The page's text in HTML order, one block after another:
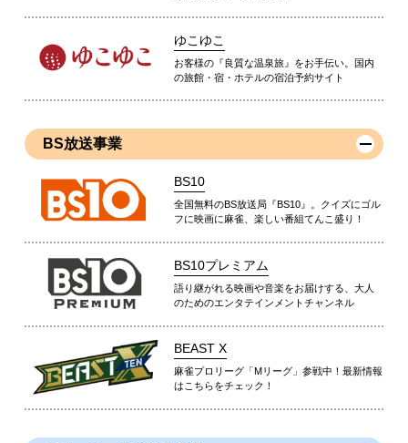
ゆこゆこ
お客様の『良質な温泉旅』をお手伝い。国内
の旅館・宿・ホテルの宿泊予約サイト
BS放送事業
BS10
全国無料のBS放送局『BS10』。クイズにゴル
フに映画に麻雀、楽しい番組てんこ盛り！
BS10プレミアム
語り継がれる映画や音楽をお届けする、大人
のためのエンタテインメントチャンネル
BEAST X
麻雀プロリーグ「Mリーグ」参戦中！最新情報
はこちらをチェック！